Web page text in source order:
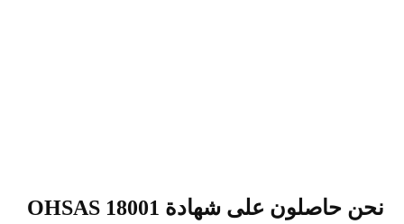
نحن حاصلون على شهادة OHSAS 18001